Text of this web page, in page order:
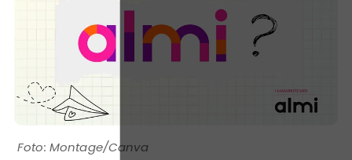
Montage/Canva